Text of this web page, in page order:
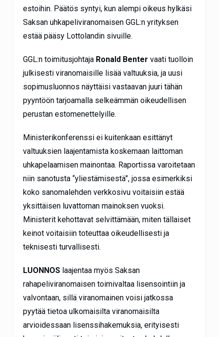
estoihin. Päätös syntyi, kun alempi oikeus hylkäsi
Saksan uhkapeliviranomaisen GGL:n yrityksen
estää pääsy Lottolandin sivuille.
GGL:n toimitusjohtaja Ronald Benter vaati tuolloin
julkisesti viranomaisille lisää valtuuksia, ja uusi
sopimusluonnos näyttäisi vastaavan juuri tähän
pyyntöön tarjoamalla selkeämmän oikeudellisen
perustan estomenettelyille.
Ministerikonferenssi ei kuitenkaan esittänyt
valtuuksien laajentamista koskemaan laittoman
uhkapelaamisen mainontaa. Raportissa varoitetaan
niin sanotusta “yliestämisestä”, jossa esimerkiksi
koko sanomalehden verkkosivu voitaisiin estää
yksittäisen luvattoman mainoksen vuoksi.
Ministerit kehottavat selvittämään, miten tällaiset
keinot voitaisiin toteuttaa oikeudellisesti ja
teknisesti turvallisesti.
LUONNOSlaajentaa myös Saksan
rahapeliviranomaisen toimivaltaa lisensointiin ja
valvontaan, sillä viranomainen voisi jatkossa
pyytää tietoa ulkomaisilta viranomaisilta
arvioidessaan lisenssihakemuksia, erityisesti